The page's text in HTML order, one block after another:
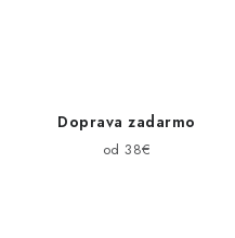
Doprava zadarmo
od 38€